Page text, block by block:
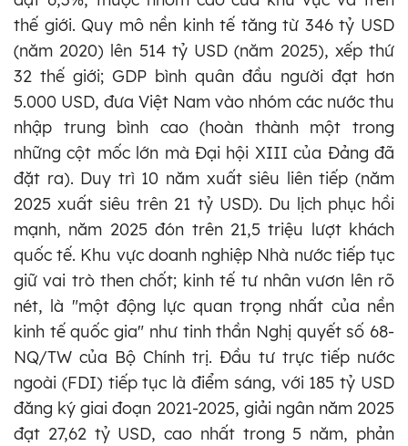
thế giới. Quy mô nền kinh tế tăng từ 346 tỷ USD
(năm 2020) lên 514 tỷ USD (năm 2025), xếp thứ
32 thế giới; GDP bình quân đầu người đạt hơn
5.000 USD, đưa Việt Nam vào nhóm các nước thu
nhập trung bình cao (hoàn thành một trong
những cột mốc lớn mà Đại hội XIII của Đảng đã
đặt ra). Duy trì 10 năm xuất siêu liên tiếp (năm
2025 xuất siêu trên 21 tỷ USD). Du lịch phục hồi
mạnh, năm 2025 đón trên 21,5 triệu lượt khách
quốc tế. Khu vực doanh nghiệp Nhà nước tiếp tục
giữ vai trò then chốt; kinh tế tư nhân vươn lên rõ
nét, là "một động lực quan trọng nhất của nền
kinh tế quốc gia" như tinh thần Nghị quyết số 68-
NQ/TW của Bộ Chính trị. Đầu tư trực tiếp nước
ngoài (FDI) tiếp tục là điểm sáng, với 185 tỷ USD
đăng ký giai đoạn 2021-2025, giải ngân năm 2025
đạt 27,62 tỷ USD, cao nhất trong 5 năm, phản